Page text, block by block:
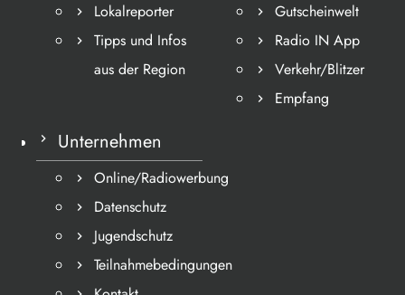
Lokalreporter
Tipps und Infos
aus der Region
Gutscheinwelt
Radio IN App
Verkehr/Blitzer
Empfang
Unternehmen
Online/Radiowerbung
Datenschutz
Jugendschutz
Teilnahmebedingungen